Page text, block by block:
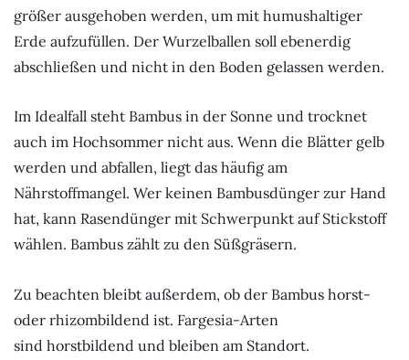
größer ausgehoben werden, um mit humushaltiger
Erde aufzufüllen. Der Wurzelballen soll ebenerdig
abschließen und nicht in den Boden gelassen werden.
Im Idealfall steht Bambus in der Sonne und trocknet
auch im Hochsommer nicht aus. Wenn die Blätter gelb
werden und abfallen, liegt das häufig am
Nährstoffmangel. Wer keinen Bambusdünger zur Hand
hat, kann Rasendünger mit Schwerpunkt auf Stickstoff
wählen. Bambus zählt zu den Süßgräsern.
Zu beachten bleibt außerdem, ob der Bambus horst-
oder rhizombildend ist. Fargesia-Arten
sind horstbildend und bleiben am Standort.